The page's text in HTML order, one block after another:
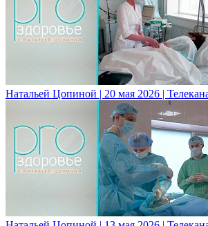
Натальей Цопиной | 20 мая 2026 |